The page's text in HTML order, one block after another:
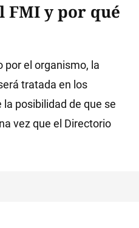
FMI y por qué
por el organismo, la
tratada en los
posibilidad de que se
vez que el Directorio